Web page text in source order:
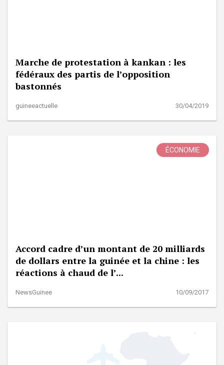
Marche de protestation à kankan : les
fédéraux des partis de l’opposition
bastonnés
guineeactuelle 30/04/2019
ÉCONOMIE
Accord cadre d’un montant de 20 milliards
de dollars entre la guinée et la chine : les
réactions à chaud de l’...
NewsGuinee 10/09/2017